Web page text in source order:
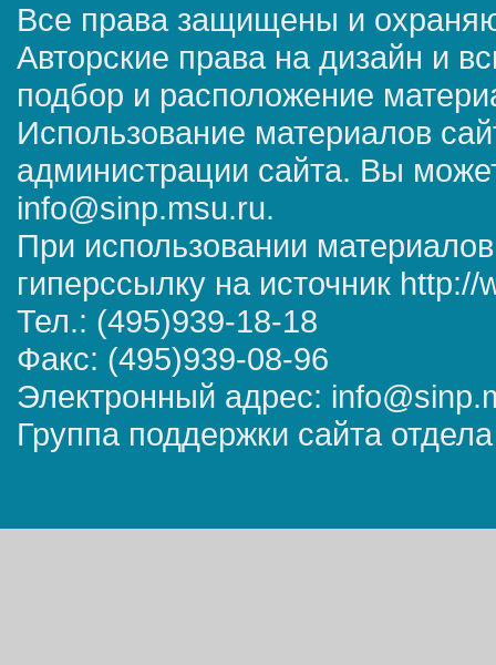
Все права защищены и
Авторские права на дизайн и
подбор и расположение
Использование материалов
администрации сайта. Вы
info@sinp.msu.ru.
При использовании
гиперссылку на источник
Тел.: (495)939-18-18
Факс: (495)939-08-96
Электронный адрес:
Группа поддержки сайта